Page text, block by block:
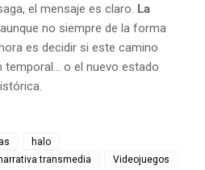
el mensaje es claro. La
no siempre de la forma
es decidir si este camino
temporal… o el nuevo estado
halo
transmedia
Videojuegos